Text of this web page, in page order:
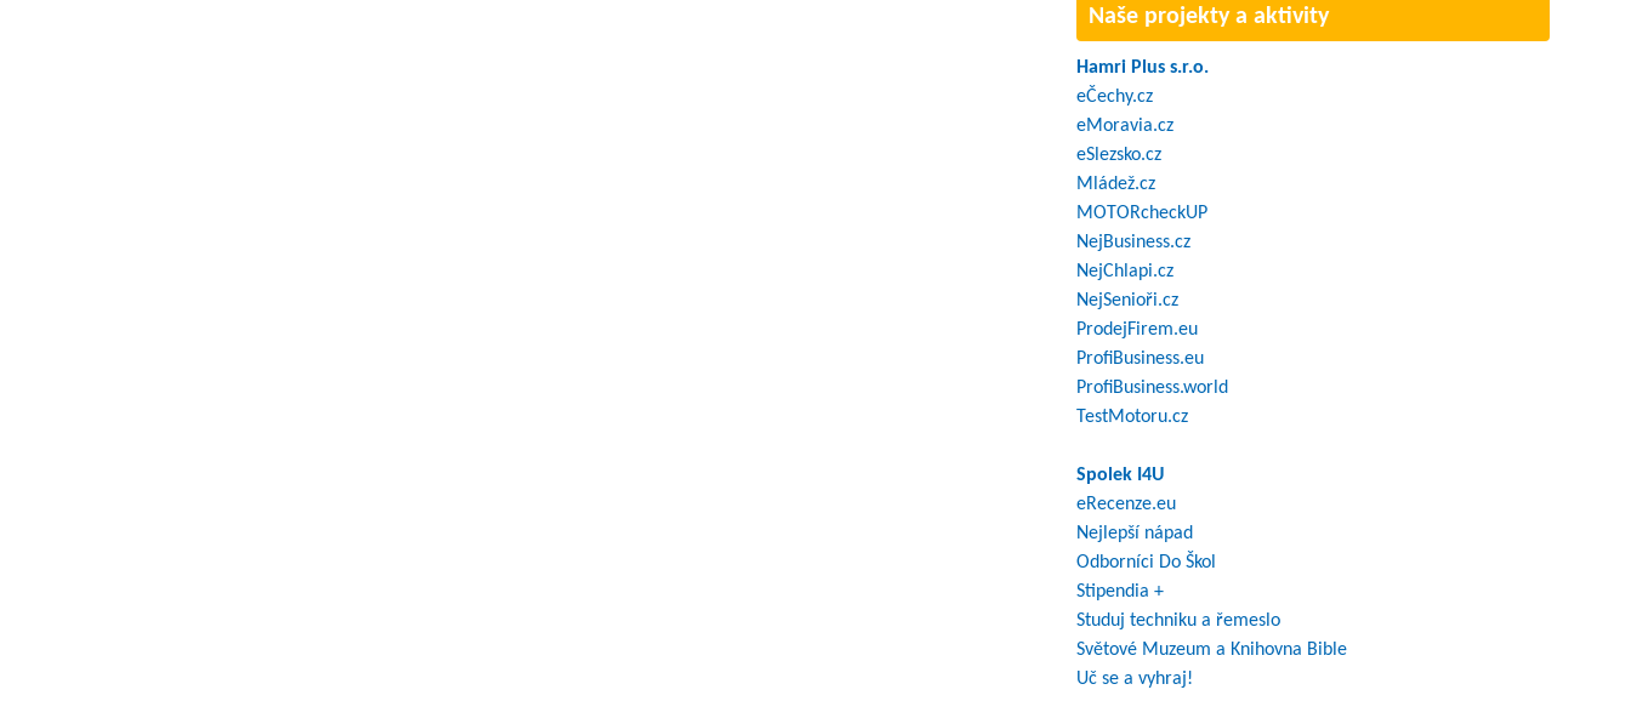
Naše projekty a aktivity
Hamri Plus s.r.o.
eČechy.cz
eMoravia.cz
eSlezsko.cz
Mládež.cz
MOTORcheckUP
NejBusiness.cz
NejChlapi.cz
NejSenioři.cz
ProdejFirem.eu
ProfiBusiness.eu
ProfiBusiness.world
TestMotoru.cz
Spolek I4U
eRecenze.eu
Nejlepší nápad
Odborníci Do Škol
Stipendia +
Studuj techniku a řemeslo
Světové Muzeum a Knihovna Bible
Uč se a vyhraj!